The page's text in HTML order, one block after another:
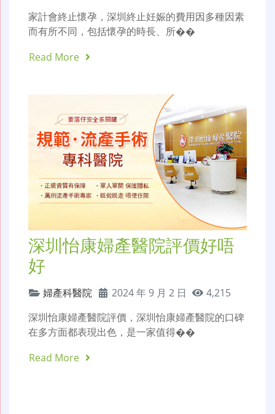
家計會終止懷孕，深圳終止妊娠的費用因多種因素
而有所不同，包括懷孕的時長、所��
Read More
深圳怡康婦產醫院評價好唔
好
婦產科醫院 2024 年 9 月 2 日
4,215
深圳怡康婦產醫院評價，深圳怡康婦產醫院的口碑
在多方面都表現出色，是一家值得��
Read More